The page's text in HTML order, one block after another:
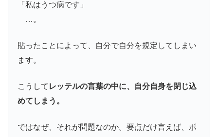
「私はうつ病です」
…。
貼ったことによって、自分で自分を規定してしまい
ます。
こうして レッテルの言葉の中に、自分自身を閉じ込
めてしまう。
ではなぜ、それが問題なのか。要点だけ言えば、ポ